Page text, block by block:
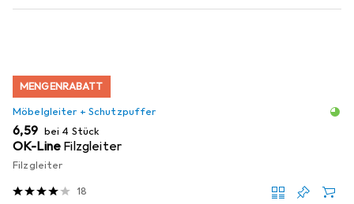
MENGENRABATT
Möbelgleiter + Schutzpuffer
EUR
6,59 bei 4 Stück
OK-Line Filzgleiter
Filzgleiter
18